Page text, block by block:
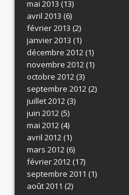
mai 2013 (13)
avril 2013 (6)
février 2013 (2)
janvier 2013 (1)
décembre 2012(1)
novembre 2012(1)
octobre 2012(3)
septembre 2012(2)
juillet 2012(3)
juin 2012(5)
mai 2012(4)
avril 2012(1)
mars 2012(6)
février 2012(17)
septembre 2011 (1)
août 2011 (2)